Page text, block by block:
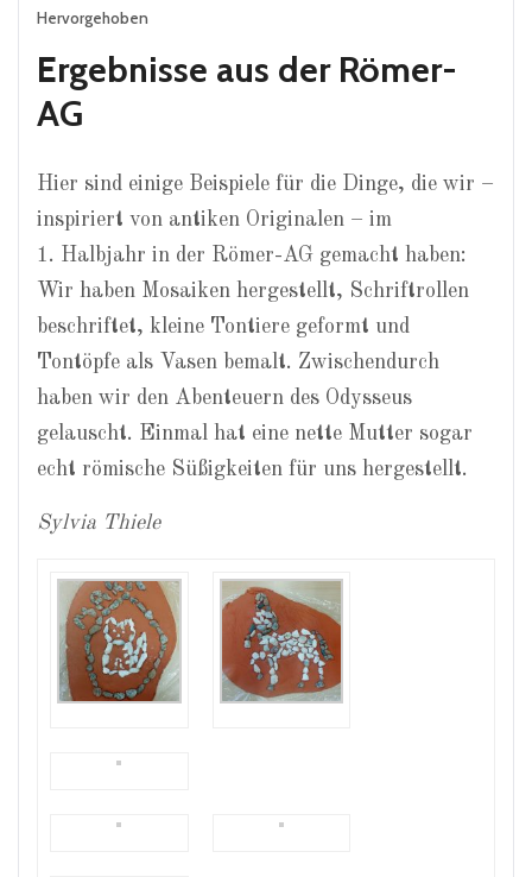
Hervorgehoben
Ergebnisse aus der Römer-
AG
Hier sind einige Beispiele für die Dinge, die wir –
inspiriert von antiken Originalen – im
1. Halbjahr in der Römer-AG gemacht haben:
Wir haben Mosaiken hergestellt, Schriftrollen
beschriftet, kleine Tontiere geformt und
Tontöpfe als Vasen bemalt. Zwischendurch
haben wir den Abenteuern des Odysseus
gelauscht. Einmal hat eine nette Mutter sogar
echt römische Süßigkeiten für uns hergestellt.
Sylvia Thiele